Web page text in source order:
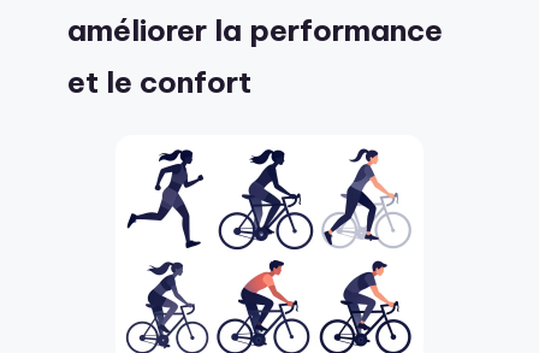
améliorer la performance
et le confort